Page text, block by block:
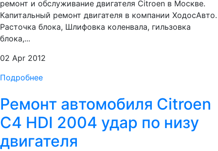
ремонт и обслуживание двигателя Citroen в Москве.
Капитальный ремонт двигателя в компании ХодосАвто.
Расточка блока, Шлифовка коленвала, гильзовка
блока,...
02 Apr 2012
Подробнее
Ремонт автомобиля Citroen
C4 HDI 2004 удар по низу
двигателя